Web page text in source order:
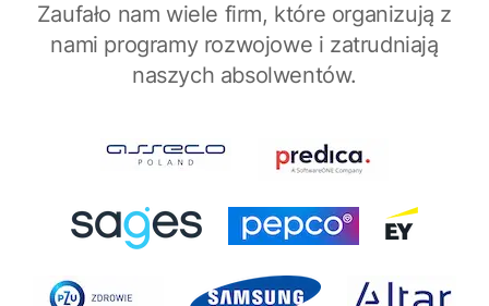
Zaufało nam wiele firm, które organizują z
nami programy rozwojowe i zatrudniają
naszych absolwentów.